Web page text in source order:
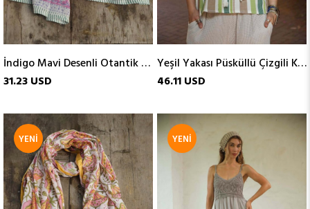
İndigo Mavi Desenli Otantik Şal
31.23 USD
Yeşil Yakası Püsküllü Çizgili Kolsuz Bluz
46.11 USD
YENI
ÜRÜN
YENI